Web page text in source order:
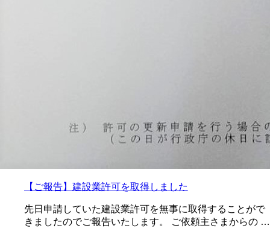
【ご報告】建設業許可を取得しました
先日申請していた建設業許可を無事に取得することがで
きましたのでご報告いたします。 ご依頼主さまからの …